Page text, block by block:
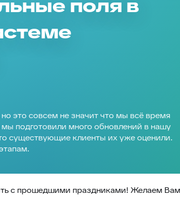
поля в
это совсем не значит что мы всё время
подготовили много обновлений в нашу
существующие клиенты их уже оценили.
с прошедшими праздниками! Желаем